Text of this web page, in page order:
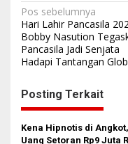
N
a
v
g
a
s
Pos sebelumnya
Hari Lahir Pancasila
Bobby Nasution
Pancasila Jadi Senjata
Hadapi Tantangan
Posting Terkait
Kena Hipnotis di Angkot,
Uang Setoran Rp9 Juta